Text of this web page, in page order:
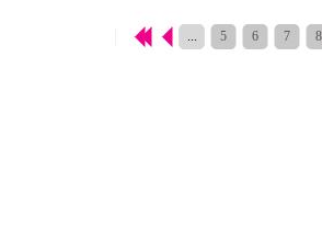
... 5 6 7 8